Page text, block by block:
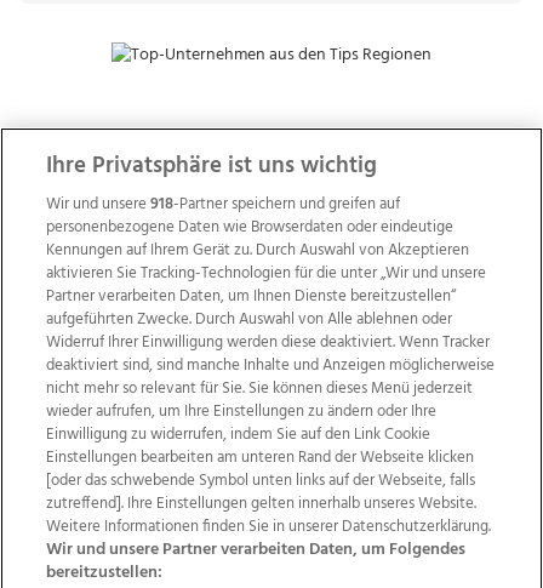
ZUR NACHRICHTENÜBERSICHT
Wir über uns Mediadaten Kontakt
Jobs
Datenschutz
Impressum
AGB Anzeigekunden
AGB Website
Ehrenkodex Politische Werbung
Ihre Privatsphäre ist uns wichtig
Wir und unsere918-Partner speichern und greifen auf
personenbezogene Daten wie Browserdaten oder eindeutige
Kennungen auf Ihrem Gerät zu. Durch Auswahl von Akzeptieren
aktivieren Sie Tracking-Technologien für die unter „Wir und unsere
Partner verarbeiten Daten, um Ihnen Dienste bereitzustellen“
aufgeführten Zwecke. Durch Auswahl von Alle ablehnen oder
Widerruf Ihrer Einwilligung werden diese deaktiviert. Wenn Tracker
deaktiviert sind, sind manche Inhalte und Anzeigen möglicherweise
nicht mehr so relevant für Sie. Sie können dieses Menü jederzeit
wieder aufrufen, um Ihre Einstellungen zu ändern oder Ihre
Einwilligung zu widerrufen, indem Sie auf den Link Cookie
Einstellungen bearbeiten am unteren Rand der Webseite klicken
[oder das schwebende Symbol unten links auf der Webseite, falls
zutreffend]. Ihre Einstellungen gelten innerhalb unseres Website.
Weitere Informationen finden Sie in unserer Datenschutzerklärung.
Wir und unsere Partner verarbeiten Daten, um Folgendes
bereitzustellen: